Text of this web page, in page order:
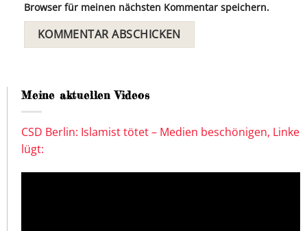
Browser für meinen nächsten Kommentar speichern.
Meine aktuellen Videos
CSD Berlin: Islamist tötet – Medien beschönigen, Linke
lügt: